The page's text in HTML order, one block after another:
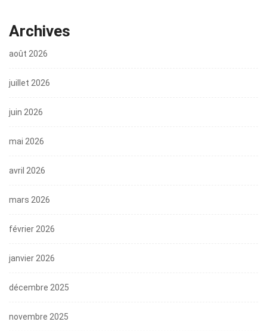
Archives
août 2026
juillet 2026
juin 2026
mai 2026
avril 2026
mars 2026
février 2026
janvier 2026
décembre 2025
novembre 2025